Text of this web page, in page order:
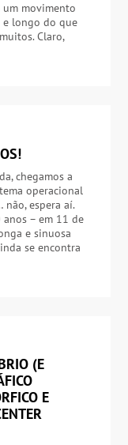
movimento
e longo do que
Claro,
chegamos a
operacional
não, espera aí.
– em 11 de
e sinuosa
se encontra
(E
E